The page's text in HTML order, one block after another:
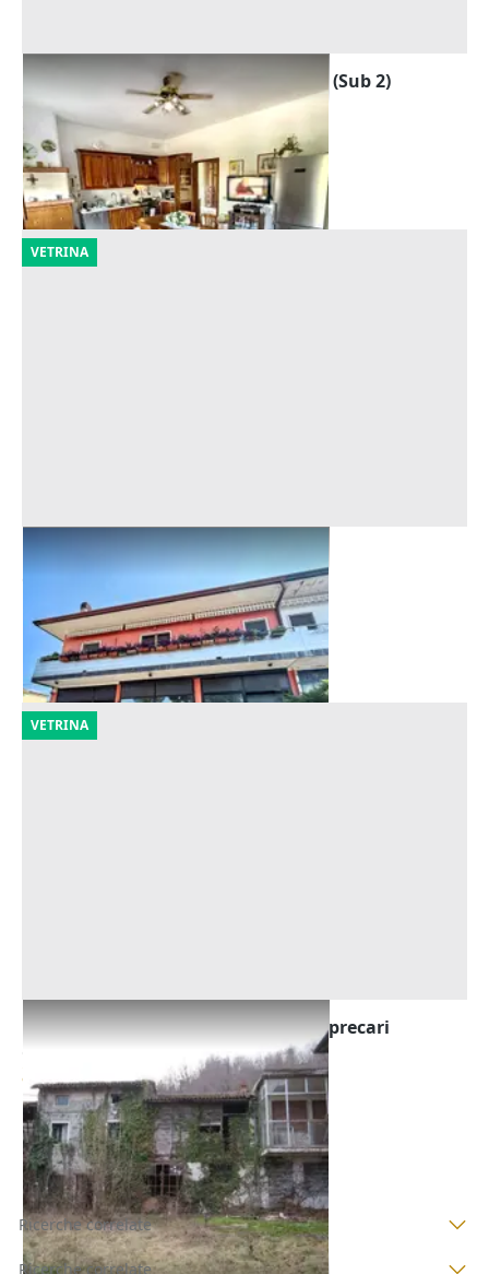
Asta Appartamento al piano primo (Sub 2)
Zevio (Verona)
Offerta minima
157.296 €
29/09/2026
VETRINA
Asta Laboratorio al piano terra
Zevio (Verona)
120.180 €
29/09/2026
VETRINA
Asta Terreni agricoli con fabbricati precari
Montorso Vicentino (Vicenza)
31.000 €
18/09/2026
Ricerche correlate
Ricerche correlate